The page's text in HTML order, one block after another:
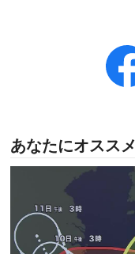
あなたにオススメ